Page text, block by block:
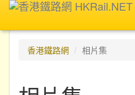
香港鐵路網
相片集